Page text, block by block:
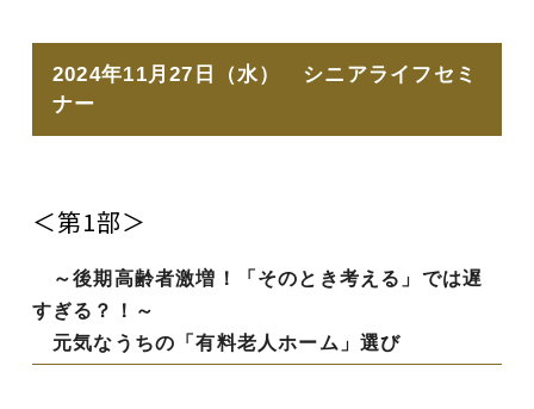
2024年11月27日（水） シニアライフセミ
ナー
＜第1部＞
～後期高齢者激増！「そのとき考える」では遅
すぎる？！～
元気なうちの「有料老人ホーム」選び